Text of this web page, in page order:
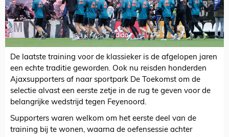
De laatste training voor de klassieker is de afgelopen jaren
een echte traditie geworden. Ook nu reisden honderden
Ajaxsupporters af naar sportpark De Toekomst om de
selectie alvast een eerste zetje in de rug te geven voor de
belangrijke wedstrijd tegen Feyenoord.
Supporters waren welkom om het eerste deel van de
training bij te wonen, waarna de oefensessie achter